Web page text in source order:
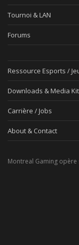
Tournoi & LAN
Forums
Ressource Esports /
Downloads & Media Kit
Carrière / Jobs
About & Contact
Montreal Gaming opère